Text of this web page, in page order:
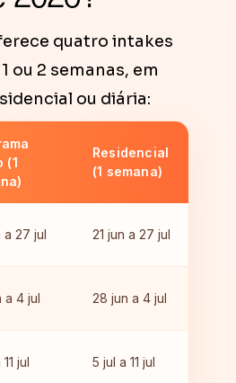
quatro intakes
ou 2 semanas, em
ou diária:
(1
Residencial
(1 semana)
a 27 jul 21 jun a 27 jul
a 4 jul 28 jun a 4 jul
jul 5 jul a 11 jul